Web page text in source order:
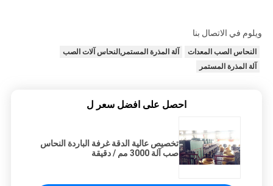
ويلوم في الاتصال بنا
النحاس الصب المعدات
آلة المذرة المستمر,النحاس آلات الصب
آلة المذرة المستمر
احصل على افضل سعر ل
تخصيص عالية الدقة غرفة الباردة النحاس
صب آلة 3000 مم / دقيقة